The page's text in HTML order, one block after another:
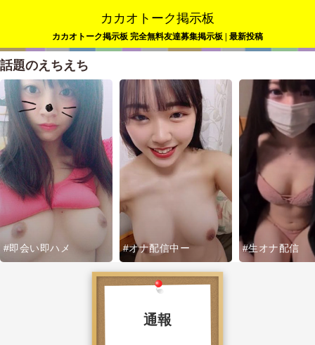
カカオトーク掲示板
カカオトーク掲示板 完全無料友達募集掲示板 | 最新投稿
話題のえちえち
#即会い即ハメ #オナ配信中ー #生オナ配信
通報